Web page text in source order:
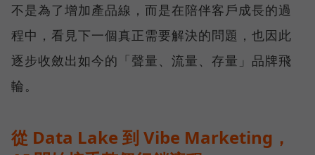
不是為了增加產品線，而是在陪伴客戶成長的過
程中，看見下一個真正需要解決的問題，也因此
逐步收斂出如今的「聲量、流量、存量」品牌飛
輪。
從 Data Lake 到 Vibe Marketing，